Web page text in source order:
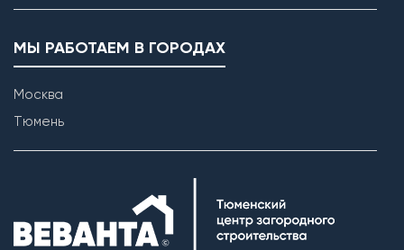
Возведение внутренних перегородок
МЫ РАБОТАЕМ В ГОРОДАХ
Москва
Тюмень